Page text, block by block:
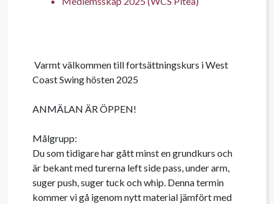
Coast Swing hösten 2025
ANMÄLAN ÄR ÖPPEN!
Målgrupp:
Du som tidigare har gått minst en grundkurs och
är bekant med turerna left side pass, under arm,
suger push, suger tuck och whip. Denna termin
kommer vi gå igenom nytt material jämfört med